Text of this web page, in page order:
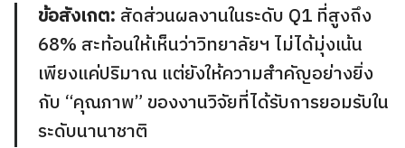
ข้อสังเกต: สัดส่วนผลงานในระดับ Q1 ที่สูงถึง
68% สะท้อนให้เห็นว่าวิทยาลัยฯ ไม่ได้มุ่งเน้น
เพียงแค่ปริมาณ แต่ยังให้ความสำคัญอย่างยิ่ง
กับ “คุณภาพ” ของงานวิจัยที่ได้รับการยอมรับใน
ระดับนานาชาติ